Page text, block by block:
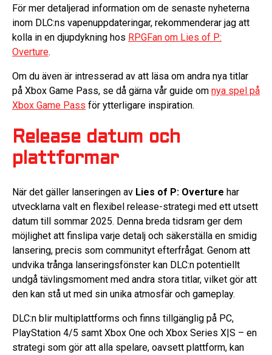
För mer detaljerad information om de senaste nyheterna
inom DLC:ns vapenuppdateringar, rekommenderar jag att
kolla in en djupdykning hos RPGFan om Lies of P:
Overture.
Om du även är intresserad av att läsa om andra nya titlar
på Xbox Game Pass, se då gärna vår guide om nya spel på
Xbox Game Pass för ytterligare inspiration.
Release datum och
plattformar
När det gäller lanseringen av Lies of P: Overture har
utvecklarna valt en flexibel release-strategi med ett utsett
datum till sommar 2025. Denna breda tidsram ger dem
möjlighet att finslipa varje detalj och säkerställa en smidig
lansering, precis som communityt efterfrågat. Genom att
undvika trånga lanseringsfönster kan DLC:n potentiellt
undgå tävlingsmoment med andra stora titlar, vilket gör att
den kan stå ut med sin unika atmosfär och gameplay.
DLC:n blir multiplattforms och finns tillgänglig på PC,
PlayStation 4/5 samt Xbox One och Xbox Series X|S – en
strategi som gör att alla spelare, oavsett plattform, kan